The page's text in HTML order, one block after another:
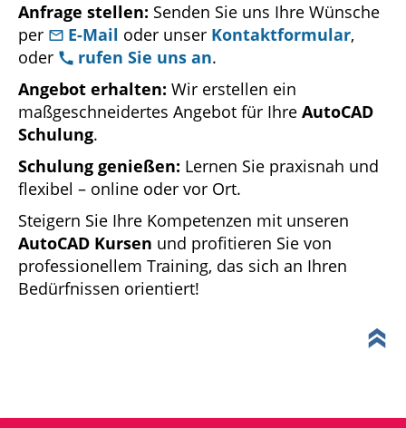
Anfrage stellen: Senden Sie uns Ihre Wünsche
per
E-Mail oder unser Kontaktformular,
oder
rufen Sie uns an.
Angebot erhalten: Wir erstellen ein
maßgeschneidertes Angebot für Ihre AutoCAD
Schulung.
Schulung genießen: Lernen Sie praxisnah und
flexibel – online oder vor Ort.
Steigern Sie Ihre Kompetenzen mit unseren
AutoCAD Kursen und profitieren Sie von
professionellem Training, das sich an Ihren
Bedürfnissen orientiert!